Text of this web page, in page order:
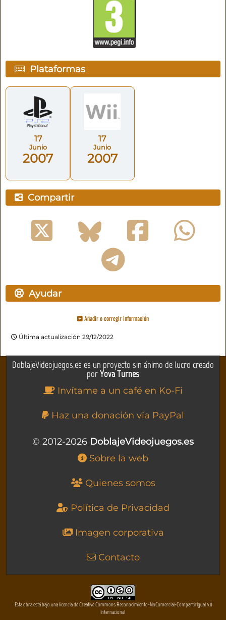
Plataformas
17
Junio
2007
17
Junio
2007
Compartir
Ayudar
Añadir o corregir información
Última actualización 29/12/2022
DoblajeVideojuegos.es es un proyecto sin ánimo de lucro creado
porYova Turnes
Invítame a un café en Ko-Fi
Haz una donación vía PayPal
© 2012-2026 DoblajeVideojuegos.es
Sobre la web
Quienes somos
Política de Privacidad
Imagen corporativa
Contacto
Esta obra está bajo una licencia de Creative Commons Reconocimiento-NoComercial-CompartirIgual 4.0
Internacional